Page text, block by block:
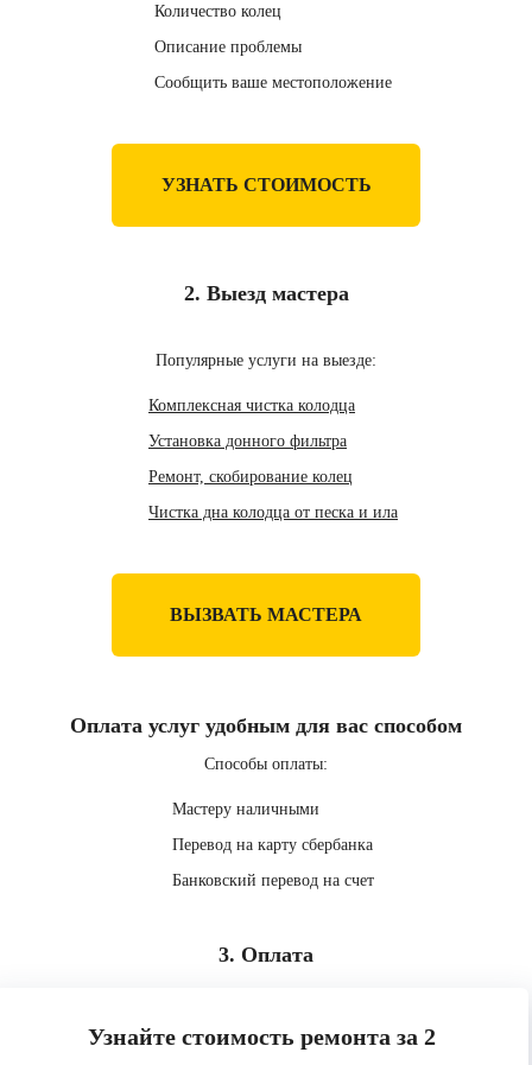
Количество колец
Описание проблемы
Сообщить ваше местоположение
УЗНАТЬ СТОИМОСТЬ
2. Выезд мастера
Популярные услуги на выезде:
Комплексная чистка колодца
Установка донного фильтра
Ремонт, скобирование колец
Чистка дна колодца от песка и ила
ВЫЗВАТЬ МАСТЕРА
3. Оплата
Узнайте стоимость ремонта за 2
Оплата услуг удобным для вас способом
Способы оплаты:
Мастеру наличными
Перевод на карту сбербанка
Банковский перевод на счет